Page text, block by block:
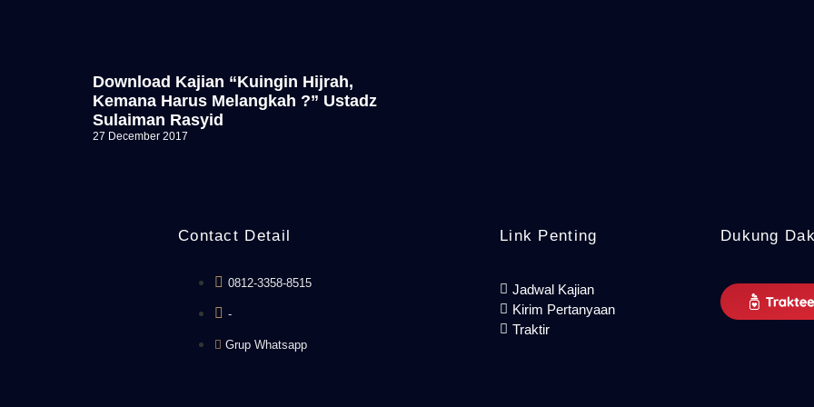
Download Kajian “Kuingin Hijrah,
Kemana Harus Melangkah ?” Ustadz
Sulaiman Rasyid
27 December 2017
Contact Detail
0812-3358-8515
-
Grup Whatsapp
Link Penting
Jadwal Kajian
Kirim Pertanyaan
Traktir
Dukung